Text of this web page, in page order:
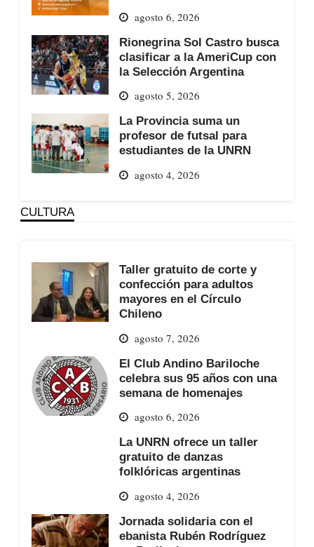
agosto 6, 2026
Rionegrina Sol Castro busca
clasificar a la AmeriCup con
la Selección Argentina
agosto 5, 2026
La Provincia suma un
profesor de futsal para
estudiantes de la UNRN
agosto 4, 2026
CULTURA
Taller gratuito de corte y
confección para adultos
mayores en el Círculo
Chileno
agosto 7, 2026
El Club Andino Bariloche
celebra sus 95 años con una
semana de homenajes
agosto 6, 2026
La UNRN ofrece un taller
gratuito de danzas
folklóricas argentinas
agosto 4, 2026
Jornada solidaria con el
ebanista Rubén Rodríguez